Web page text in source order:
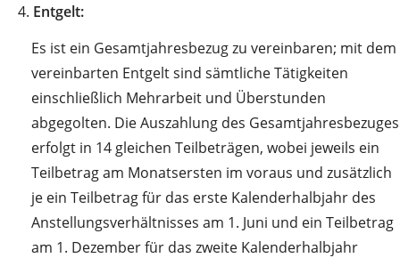
4. Entgelt:
Es ist ein Gesamtjahresbezug zu vereinbaren; mit dem
vereinbarten Entgelt sind sämtliche Tätigkeiten
einschließlich Mehrarbeit und Überstunden
abgegolten. Die Auszahlung des Gesamtjahresbezuges
erfolgt in 14 gleichen Teilbeträgen, wobei jeweils ein
Teilbetrag am Monatsersten im voraus und zusätzlich
je ein Teilbetrag für das erste Kalenderhalbjahr des
Anstellungsverhältnisses am 1. Juni und ein Teilbetrag
am 1. Dezember für das zweite Kalenderhalbjahr